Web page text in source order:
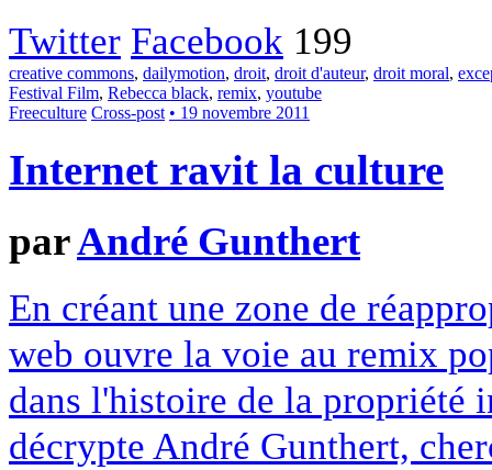
Twitter Facebook 199
creative commons, dailymotion, droit, droit d'auteur, droit moral,
Festival Film, Rebecca black, remix, youtube
Freeculture Cross-post • 19 novembre 2011
Internet ravit la culture
parAndré Gunthert
En créant une zone de
web ouvre la voie au remix
dans l'histoire de la propriété
décrypte André Gunthert,